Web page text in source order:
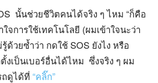
นั้นช่วยชีวิตคนได้จริง ๆ ไหม “ก็คือ
จการใช้เทคโนโลยี (ผมเข้าใจนะว่า
ด้วยซ้ำว่า กดใช้ SOS ยังไง หรือ
งเป็นเบอร์อื่นได้ไหม ซึ่งจริง ๆ ผม
ถดูได้ที่ “คลิ๊ก”